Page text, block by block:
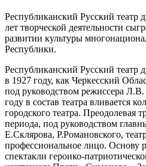
Республиканский Русский
лет творческой деятельности
развитии культуры
Республики.
Республиканский Русский театр
в 1927 году, как Черкесский
под руководством режиссера
году в состав театра вливается
городского театра. Преодолевая
периода, под руководством
Е.Склярова, Р.Романовского,
профессиональное лицо. Основу
спектакли героико-